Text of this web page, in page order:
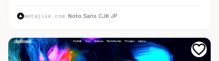
metajive.com· Noto Sans CJK JP